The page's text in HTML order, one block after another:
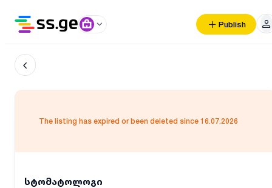
Publish
The listing has expired or been deleted since 16.07.2026
სტომატოლოგი